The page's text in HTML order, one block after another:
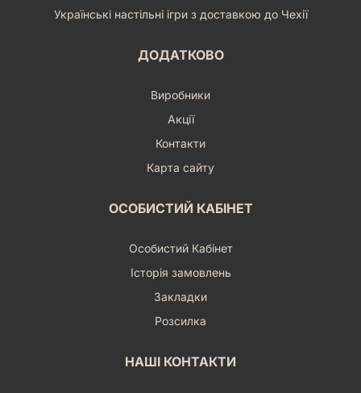
Українські настільні ігри з доставкою до Чехії
ДОДАТКОВО
Виробники
Акції
Контакти
Карта сайту
ОСОБИСТИЙ КАБІНЕТ
Особистий Кабінет
Історія замовлень
Закладки
Розсилка
НАШІ КОНТАКТИ